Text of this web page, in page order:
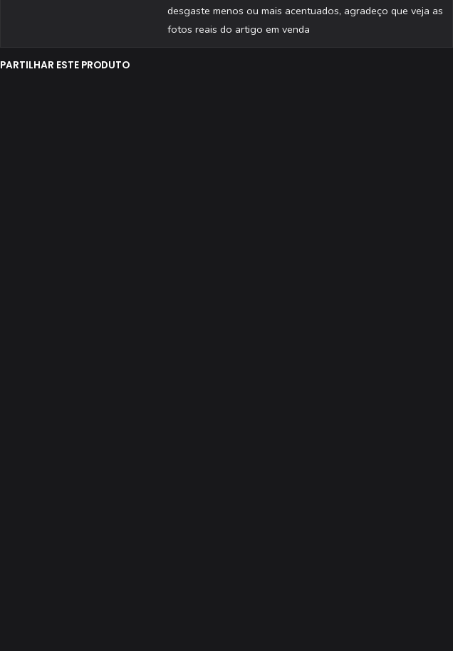
desgaste menos ou mais acentuados, agradeço que veja as
fotos reais do artigo em venda
PARTILHAR ESTE PRODUTO